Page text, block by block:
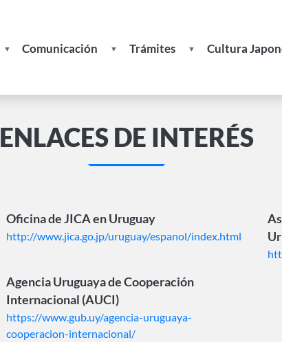
Comunicación
Noticias
Actividades
de
Trámites
Formulario de Solicitud de
Datos
Cultura
Recetas
ENLACES DE INTERÉS
Oficina de JICA en Uruguay
http://www.jica.go.jp/uruguay/espanol/index.html
Agencia Uruguaya de Cooperación
Internacional (AUCI)
https://www.gub.uy/agencia-uruguaya-
cooperacion-internacional/